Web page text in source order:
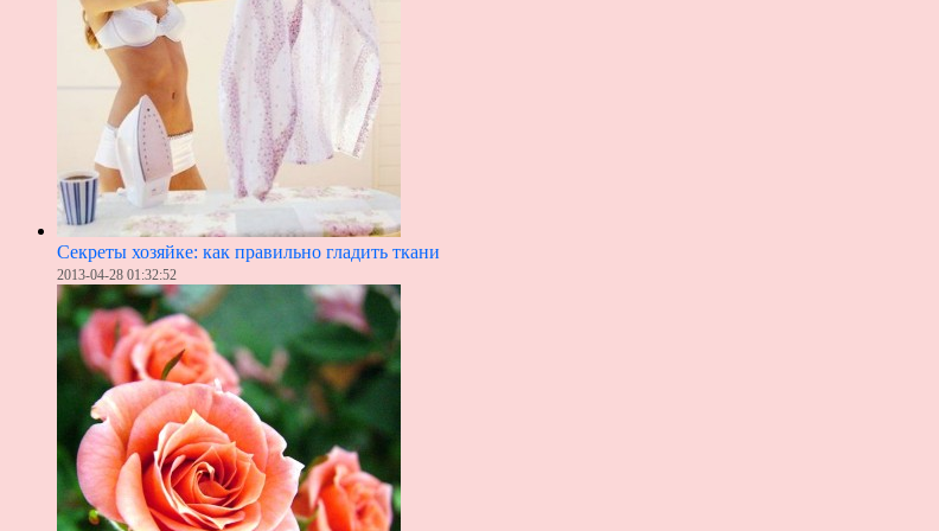
Секреты хозяйке: как правильно гладить ткани
2013-04-28 01:32:52